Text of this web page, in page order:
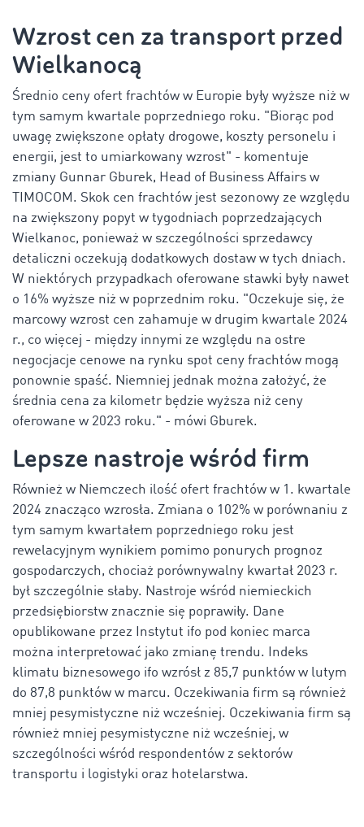
Wzrost cen za transport przed
Wielkanocą
Średnio ceny ofert frachtów w Europie były wyższe niż w
tym samym kwartale poprzedniego roku. "Biorąc pod
uwagę zwiększone opłaty drogowe, koszty personelu i
energii, jest to umiarkowany wzrost" - komentuje
zmiany Gunnar Gburek, Head of Business Affairs w
TIMOCOM. Skok cen frachtów jest sezonowy ze względu
na zwiększony popyt w tygodniach poprzedzających
Wielkanoc, ponieważ w szczególności sprzedawcy
detaliczni oczekują dodatkowych dostaw w tych dniach.
W niektórych przypadkach oferowane stawki były nawet
o 16% wyższe niż w poprzednim roku. "Oczekuje się, że
marcowy wzrost cen zahamuje w drugim kwartale 2024
r., co więcej - między innymi ze względu na ostre
negocjacje cenowe na rynku spot ceny frachtów mogą
ponownie spaść. Niemniej jednak można założyć, że
średnia cena za kilometr będzie wyższa niż ceny
oferowane w 2023 roku." - mówi Gburek.
Lepsze nastroje wśród firm
Również w Niemczech ilość ofert frachtów w 1. kwartale
2024 znacząco wzrosła. Zmiana o 102% w porównaniu z
tym samym kwartałem poprzedniego roku jest
rewelacyjnym wynikiem pomimo ponurych prognoz
gospodarczych, chociaż porównywalny kwartał 2023 r.
był szczególnie słaby. Nastroje wśród niemieckich
przedsiębiorstw znacznie się poprawiły. Dane
opublikowane przez Instytut ifo pod koniec marca
można interpretować jako zmianę trendu. Indeks
klimatu biznesowego ifo wzrósł z 85,7 punktów w lutym
do 87,8 punktów w marcu. Oczekiwania firm są również
mniej pesymistyczne niż wcześniej. Oczekiwania firm są
również mniej pesymistyczne niż wcześniej, w
szczególności wśród respondentów z sektorów
transportu i logistyki oraz hotelarstwa.